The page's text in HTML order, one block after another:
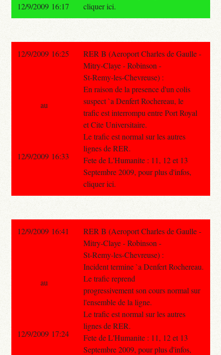
cliquer ici.
12/9/2009 16:17
12/9/2009 16:25
RER B (Aeroport Charles de Gaulle -
Mitry-Claye - Robinson -
St-Remy-les-Chevreuse) :
En raison de la presence d'un colis
suspect `a Denfert Rochereau, le
trafic est interrompu entre Port Royal
et Cite Universitaire.
Le trafic est normal sur les autres
lignes de RER.
Fete de L'Humanite : 11, 12 et 13
Septembre 2009, pour plus d'infos,
cliquer ici.
au
12/9/2009 16:33
12/9/2009 16:41
RER B (Aeroport Charles de Gaulle -
Mitry-Claye - Robinson -
St-Remy-les-Chevreuse) :
Incident termine `a Denfert Rochereau.
Le trafic reprend
progressivement son cours normal sur
l'ensemble de la ligne.
Le trafic est normal sur les autres
lignes de RER.
Fete de L'Humanite : 11, 12 et 13
Septembre 2009, pour plus d'infos,
au
12/9/2009 17:24